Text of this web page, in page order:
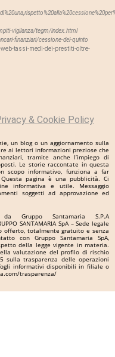
vigilanza/tegm/index.html
finanziari/cessione-del-quinto
tassi-medi-dei-prestiti-oltre-
& Cookie Policy
un blog o un aggiornamento sulla
ai lettori informazioni preziose che
tramite anche l’impiego di
Le storie raccontate in questa
scopo informativo, funziona a far
pagina è una pubblicità. Ci
informativa e utile. Messaggio
soggetti ad approvazione ed
Gruppo Santamaria S.P.A
SANTAMARIA SpA – Sede legale
offerto, totalmente gratuito e senza
con Gruppo Santamaria SpA,
della legge vigente in materia.
valutazione del profilo di rischio
sulla trasparenza delle operazioni
informativi disponibili in filiale o
trasparenza/